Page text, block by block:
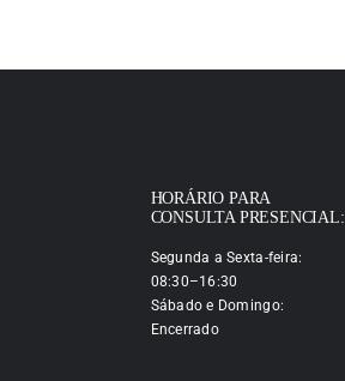
HORÁRIO PARA
CONSULTA PRESENCIAL:
Segunda a Sexta-feira:
08:30–16:30
Sábado e Domingo:
Encerrado